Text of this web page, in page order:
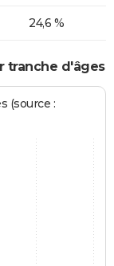
24,6 %
tranche d'âges
(source :